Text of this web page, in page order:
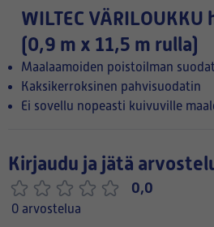
WILTEC
(0,9 m x 11,5 m rulla)
Maalaamoiden poistoilman
Kaksikerroksinen pahvisuodatin
Ei sovellu nopeasti kuivuville
Kirjaudu ja jätä
0,0
0 arvostelua